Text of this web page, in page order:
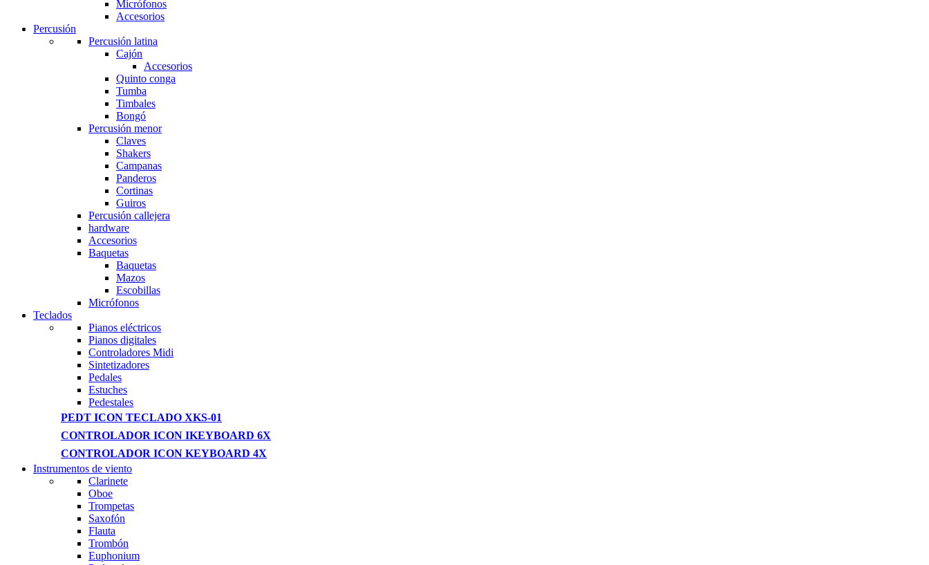
Micrófonos
Accesorios
Percusión
Percusión latina
Cajón
Accesorios
Quinto conga
Tumba
Timbales
Bongó
Percusión menor
Claves
Shakers
Campanas
Panderos
Cortinas
Guiros
Percusión callejera
hardware
Accesorios
Baquetas
Baquetas
Mazos
Escobillas
Micrófonos
Teclados
Pianos eléctricos
Pianos digitales
Controladores Midi
Sintetizadores
Pedales
Estuches
Pedestales
PEDT ICON TECLADO XKS-01
CONTROLADOR ICON IKEYBOARD 6X
CONTROLADOR ICON KEYBOARD 4X
View more
Instrumentos de viento
Clarinete
Oboe
Trompetas
Saxofón
Flauta
Trombón
Euphonium